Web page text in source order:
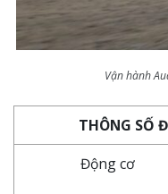
Vận hành
THÔNG SỐ
Động cơ